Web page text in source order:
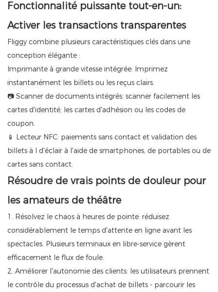
Fonctionnalité puissante tout-en-un:
Activer les transactions transparentes
Fliggy combine plusieurs caractéristiques clés dans une
conception élégante :
Imprimante à grande vitesse intégrée: Imprimez
instantanément les billets ou les reçus clairs.
📷 Scanner de documents intégrés: scanner facilement les
cartes d'identité, les cartes d'adhésion ou les codes de
coupon.
📱 Lecteur NFC: paiements sans contact et validation des
billets à l d'éclair à l'aide de smartphones, de portables ou de
cartes sans contact.
Résoudre de vrais points de douleur pour
les amateurs de théâtre
1. Résolvez le chaos à heures de pointe: réduisez
considérablement le temps d'attente en ligne avant les
spectacles. Plusieurs terminaux en libre-service gèrent
efficacement le flux de foule.
2. Améliorer l'autonomie des clients: les utilisateurs prennent
le contrôle du processus d'achat de billets - parcourir les